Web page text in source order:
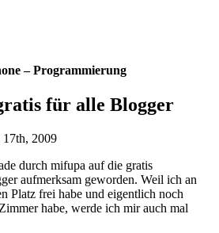
– Programmierung
für alle Blogger
17th, 2009
durch mifupa auf die gratis
aufmerksam geworden. Weil ich an
Platz frei habe und eigentlich noch
habe, werde ich mir auch mal